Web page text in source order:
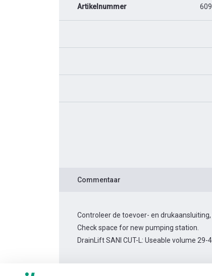
Artikelnummer
Commentaar
Controleer de toevoer- en
Check space for new pumping station.
DrainLift SANI CUT-L: Useable volume 29-